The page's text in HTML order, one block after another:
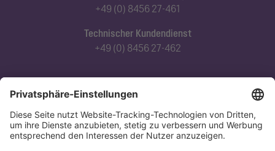
+49 (0) 8456 27-461
Technischer Kundendienst
+49 (0) 8456 27-462
Abonnieren Sie unseren Newsletter
Jetzt anmelden